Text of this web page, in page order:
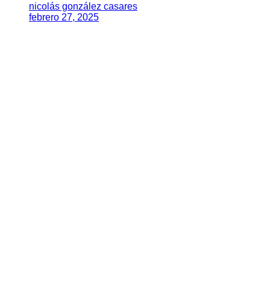
nicolás gonzález casares
febrero 27, 2025